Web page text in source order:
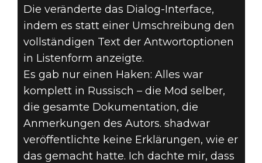
Die veränderte das Dialog-Interface,
indem es statt einer Umschreibung den
vollständigen Text der Antwortoptionen
in Listenform anzeigte.
Es gab nur einen Haken: Alles war
komplett in Russisch – die Mod selber,
die gesamte Dokumentation, die
Anmerkungen des Autors. shadwar
veröffentlichte keine Erklärungen, wie er
das gemacht hatte. Ich dachte mir, dass